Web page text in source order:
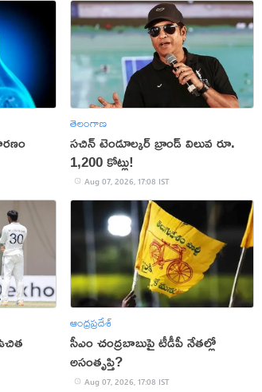
తెలంగాణ
సచిన్ టెండూల్కర్ బ్రాండ్ విలువ రూ.
1,200 కోట్లు!
Aug 07, 2026, 17:08 IST
ఆంధ్రప్రదేశ్
సీఎం చంద్రబాబుపై టీడీపీ నేతల్లో
అసంతృప్తి?
Aug 07, 2026, 17:08 IST